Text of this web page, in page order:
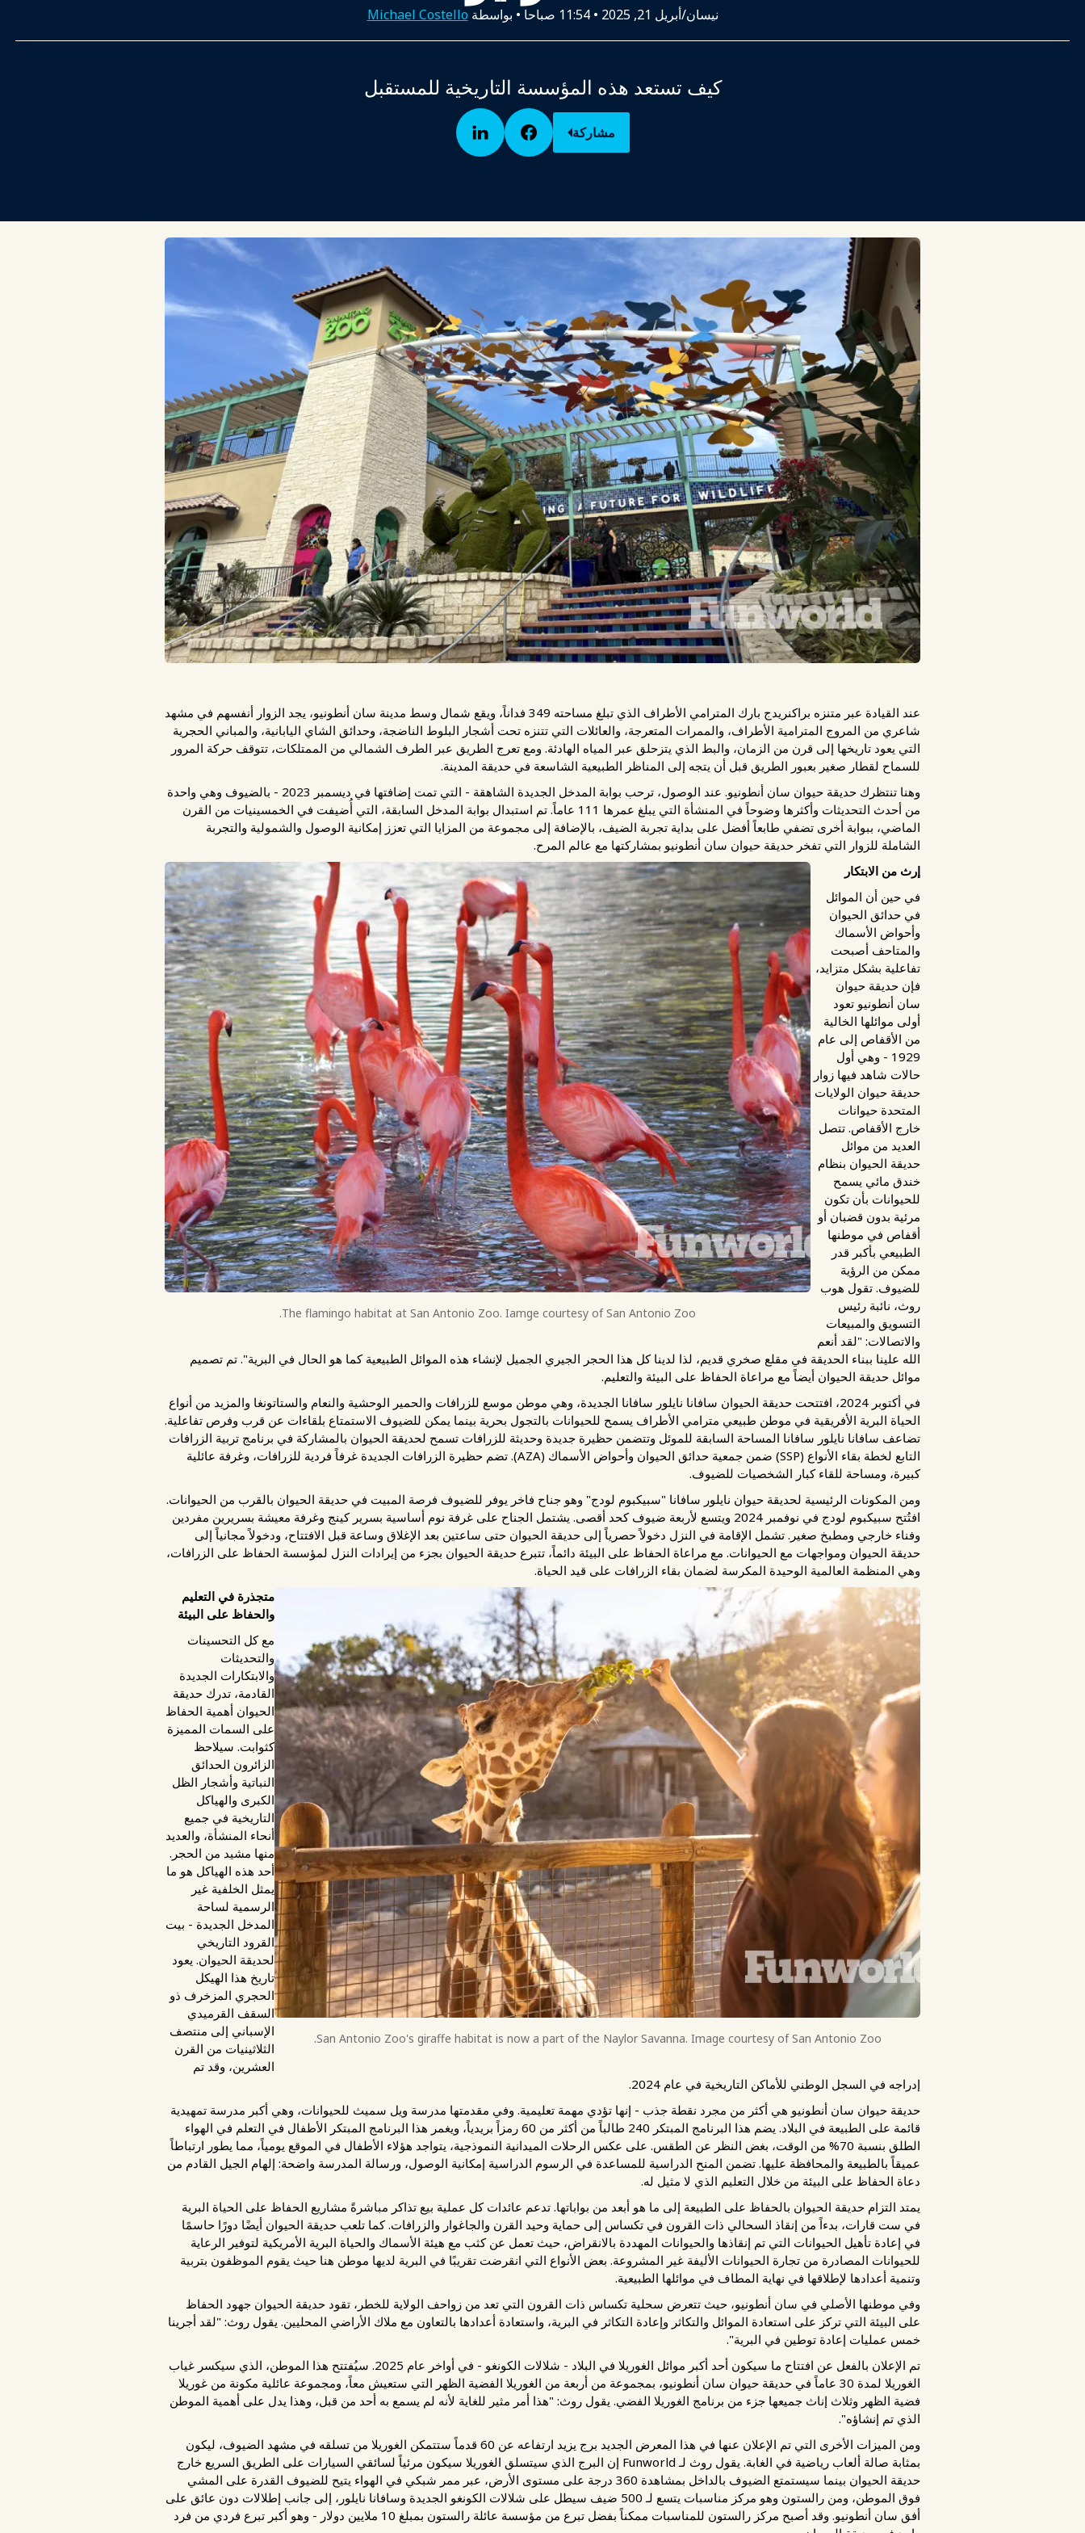
نيسان/أبريل 21, 2025 •11:54 صباحا • بواسطة Michael Costello
كيف تستعد هذه المؤسسة التاريخية للمستقبل
مشاركة
عند القيادة عبر متنزه براكنريدج بارك المترامي الأطراف الذي تبلغ مساحته 349 فداناً، ويقع شمال وسط مدينة سان أنطونيو، يجد الزوار أنفسهم في مشهد
شاعري من المروج المترامية الأطراف، والممرات المتعرجة، والعائلات التي تتنزه تحت أشجار البلوط الناضجة، وحدائق الشاي اليابانية، والمباني الحجرية
التي يعود تاريخها إلى قرن من الزمان، والبط الذي يتزحلق عبر المياه الهادئة. ومع تعرج الطريق عبر الطرف الشمالي من الممتلكات، تتوقف حركة المرور
للسماح لقطار صغير بعبور الطريق قبل أن يتجه إلى المناظر الطبيعية الشاسعة في حديقة المدينة.
وهنا تنتظرك حديقة حيوان سان أنطونيو. عند الوصول، ترحب بوابة المدخل الجديدة الشاهقة - التي تمت إضافتها في ديسمبر 2023 - بالضيوف وهي واحدة
من أحدث التحديثات وأكثرها وضوحاً في المنشأة التي يبلغ عمرها 111 عاماً. تم استبدال بوابة المدخل السابقة، التي أُضيفت في الخمسينيات من القرن
الماضي، ببوابة أخرى تضفي طابعاً أفضل على بداية تجربة الضيف، بالإضافة إلى مجموعة من المزايا التي تعزز إمكانية الوصول والشمولية والتجربة
الشاملة للزوار التي تفخر حديقة حيوان سان أنطونيو بمشاركتها مع عالم المرح.
The flamingo habitat at San Antonio Zoo. Iamge courtesy of San Antonio Zoo.
إرث من الابتكار
في حين أن الموائل
في حدائق الحيوان
وأحواض الأسماك
والمتاحف أصبحت
تفاعلية بشكل متزايد،
فإن حديقة حيوان
سان أنطونيو تعود
أولى موائلها الخالية
من الأقفاص إلى عام
1929 - وهي أول
حالات شاهد فيها زوار
حديقة حيوان الولايات
المتحدة حيوانات
خارج الأقفاص. تتصل
العديد من موائل
حديقة الحيوان بنظام
خندق مائي يسمح
للحيوانات بأن تكون
مرئية بدون قضبان أو
أقفاص في موطنها
الطبيعي بأكبر قدر
ممكن من الرؤية
للضيوف. تقول هوب
روث، نائبة رئيس
التسويق والمبيعات
والاتصالات: "لقد أنعم
الله علينا ببناء الحديقة في مقلع صخري قديم، لذا لدينا كل هذا الحجر الجيري الجميل لإنشاء هذه الموائل الطبيعية كما هو الحال في البرية". تم تصميم
موائل حديقة الحيوان أيضاً مع مراعاة الحفاظ على البيئة والتعليم.
في أكتوبر 2024، افتتحت حديقة الحيوان سافانا نايلور سافانا الجديدة، وهي موطن موسع للزرافات والحمير الوحشية والنعام والستاتونغا والمزيد من أنواع
الحياة البرية الأفريقية في موطن طبيعي مترامي الأطراف يسمح للحيوانات بالتجول بحرية بينما يمكن للضيوف الاستمتاع بلقاءات عن قرب وفرص تفاعلية.
تضاعف سافانا نايلور سافانا المساحة السابقة للموئل وتتضمن حظيرة جديدة وحديثة للزرافات تسمح لحديقة الحيوان بالمشاركة في برنامج تربية الزرافات
التابع لخطة بقاء الأنواع (SSP) ضمن جمعية حدائق الحيوان وأحواض الأسماك (AZA). تضم حظيرة الزرافات الجديدة غرفاً فردية للزرافات، وغرفة عائلية
كبيرة، ومساحة للقاء كبار الشخصيات للضيوف.
ومن المكونات الرئيسية لحديقة حيوان نايلور سافانا "سبيكبوم لودج" وهو جناح فاخر يوفر للضيوف فرصة المبيت في حديقة الحيوان بالقرب من الحيوانات.
افتُتح سبيكبوم لودج في نوفمبر 2024 ويتسع لأربعة ضيوف كحد أقصى. يشتمل الجناح على غرفة نوم أساسية بسرير كينج وغرفة معيشة بسريرين مفردين
وفناء خارجي ومطبخ صغير. تشمل الإقامة في النزل دخولاً حصرياً إلى حديقة الحيوان حتى ساعتين بعد الإغلاق وساعة قبل الافتتاح، ودخولاً مجانياً إلى
حديقة الحيوان ومواجهات مع الحيوانات. مع مراعاة الحفاظ على البيئة دائماً، تتبرع حديقة الحيوان بجزء من إيرادات النزل لمؤسسة الحفاظ على الزرافات،
وهي المنظمة العالمية الوحيدة المكرسة لضمان بقاء الزرافات على قيد الحياة.
San Antonio Zoo's giraffe habitat is now a part of the Naylor Savanna. Image courtesy of San Antonio Zoo.
متجذرة في التعليم
والحفاظ على البيئة
مع كل التحسينات
والتحديثات
والابتكارات الجديدة
القادمة، تدرك حديقة
الحيوان أهمية الحفاظ
على السمات المميزة
كثوابت. سيلاحظ
الزائرون الحدائق
النباتية وأشجار الظل
الكبرى والهياكل
التاريخية في جميع
أنحاء المنشأة، والعديد
منها مشيد من الحجر.
أحد هذه الهياكل هو ما
يمثل الخلفية غير
الرسمية لساحة
المدخل الجديدة - بيت
القرود التاريخي
لحديقة الحيوان. يعود
تاريخ هذا الهيكل
الحجري المزخرف ذو
السقف القرميدي
الإسباني إلى منتصف
الثلاثينيات من القرن
العشرين، وقد تم
إدراجه في السجل الوطني للأماكن التاريخية في عام 2024.
حديقة حيوان سان أنطونيو هي أكثر من مجرد نقطة جذب - إنها تؤدي مهمة تعليمية. وفي مقدمتها مدرسة ويل سميث للحيوانات، وهي أكبر مدرسة تمهيدية
قائمة على الطبيعة في البلاد. يضم هذا البرنامج المبتكر 240 طالباً من أكثر من 60 رمزاً بريدياً، ويغمر هذا البرنامج المبتكر الأطفال في التعلم في الهواء
الطلق بنسبة 70% من الوقت، بغض النظر عن الطقس. على عكس الرحلات الميدانية النموذجية، يتواجد هؤلاء الأطفال في الموقع يومياً، مما يطور ارتباطاً
عميقاً بالطبيعة والمحافظة عليها. تضمن المنح الدراسية للمساعدة في الرسوم الدراسية إمكانية الوصول، ورسالة المدرسة واضحة: إلهام الجيل القادم من
دعاة الحفاظ على البيئة من خلال التعليم الذي لا مثيل له.
يمتد التزام حديقة الحيوان بالحفاظ على الطبيعة إلى ما هو أبعد من بواباتها. تدعم عائدات كل عملية بيع تذاكر مباشرةً مشاريع الحفاظ على الحياة البرية
في ست قارات، بدءاً من إنقاذ السحالي ذات القرون في تكساس إلى حماية وحيد القرن والجاغوار والزرافات. كما تلعب حديقة الحيوان أيضًا دورًا حاسمًا
في إعادة تأهيل الحيوانات التي تم إنقاذها والحيوانات المهددة بالانقراض، حيث تعمل عن كثب مع هيئة الأسماك والحياة البرية الأمريكية لتوفير الرعاية
للحيوانات المصادرة من تجارة الحيوانات الأليفة غير المشروعة. بعض الأنواع التي انقرضت تقريبًا في البرية لديها موطن هنا حيث يقوم الموظفون بتربية
وتنمية أعدادها لإطلاقها في نهاية المطاف في موائلها الطبيعية.
وفي موطنها الأصلي في سان أنطونيو، حيث تتعرض سحلية تكساس ذات القرون التي تعد من زواحف الولاية للخطر، تقود حديقة الحيوان جهود الحفاظ
على البيئة التي تركز على استعادة الموائل والتكاثر وإعادة التكاثر في البرية، واستعادة أعدادها بالتعاون مع ملاك الأراضي المحليين. يقول روث: "لقد أجرينا
خمس عمليات إعادة توطين في البرية".
تم الإعلان بالفعل عن افتتاح ما سيكون أحد أكبر موائل الغوريلا في البلاد - شلالات الكونغو - في أواخر عام 2025. سيُفتتح هذا الموطن، الذي سيكسر غياب
الغوريلا لمدة 30 عاماً في حديقة حيوان سان أنطونيو، بمجموعة من أربعة من الغوريلا الفضية الظهر التي ستعيش معاً، ومجموعة عائلية مكونة من غوريلا
فضية الظهر وثلاث إناث جميعها جزء من برنامج الغوريلا الفضي. يقول روث: "هذا أمر مثير للغاية لأنه لم يسمع به أحد من قبل، وهذا يدل على أهمية الموطن
الذي تم إنشاؤه".
ومن الميزات الأخرى التي تم الإعلان عنها في هذا المعرض الجديد برج يزيد ارتفاعه عن 60 قدماً ستتمكن الغوريلا من تسلقه في مشهد الضيوف، ليكون
بمثابة صالة ألعاب رياضية في الغابة. يقول روث لـ Funworld إن البرج الذي سيتسلق الغوريلا سيكون مرئياً لسائقي السيارات على الطريق السريع خارج
حديقة الحيوان بينما سيستمتع الضيوف بالداخل بمشاهدة 360 درجة على مستوى الأرض، عبر ممر شبكي في الهواء يتيح للضيوف القدرة على المشي
فوق الموطن، ومن رالستون وهو مركز مناسبات يتسع لـ 500 ضيف سيطل على شلالات الكونغو الجديدة وسافانا نايلور، إلى جانب إطلالات دون عائق على
أفق سان أنطونيو. وقد أصبح مركز رالستون للمناسبات ممكناً بفضل تبرع من مؤسسة عائلة رالستون بمبلغ 10 ملايين دولار - وهو أكبر تبرع فردي من فرد